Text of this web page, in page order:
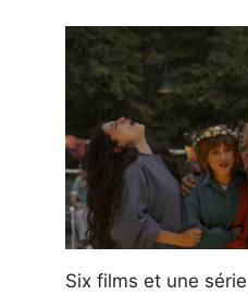
Six films et une